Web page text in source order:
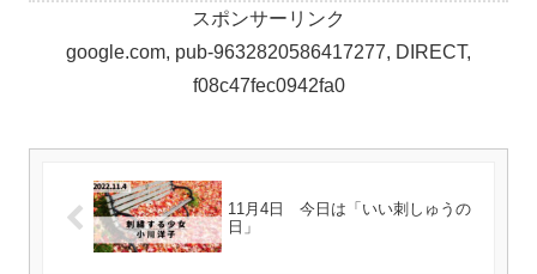
スポンサーリンク
google.com, pub-9632820586417277, DIRECT,
f08c47fec0942fa0
11月4日 今日は「いい刺しゅうの
日」